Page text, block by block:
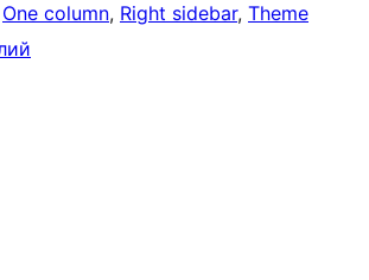
One column, Right sidebar, Theme